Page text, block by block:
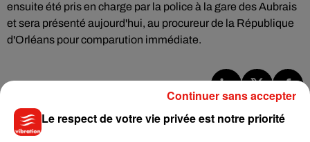
ensuite été pris en charge par la police à la gare des Aubrais
et sera présenté aujourd'hui, au procureur de la République
d'Orléans pour comparution immédiate.
Musique
Le respect de votre vie privée est notre priorité
Continuer sans accepter